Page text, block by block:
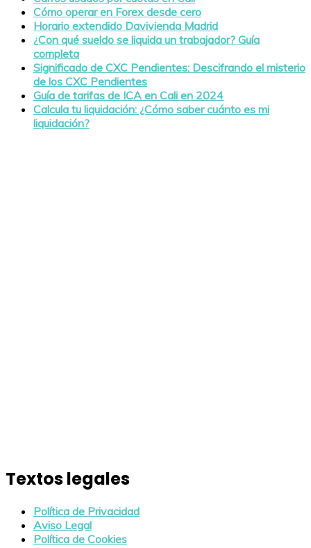
Cómo operar en Forex desde cero
Horario extendido Davivienda Madrid
¿Con qué sueldo se liquida un trabajador? Guía
completa
Significado de CXC Pendientes: Descifrando el misterio
de los CXC Pendientes
Guía de tarifas de ICA en Cali en 2024
Calcula tu liquidación: ¿Cómo saber cuánto es mi
liquidación?
Textos legales
Política de Privacidad
Aviso Legal
Política de Cookies